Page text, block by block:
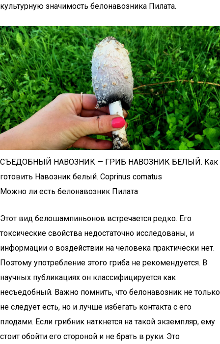
культурную значимость белонавозника Пилата.
СЪЕДОБНЫЙ НАВОЗНИК — ГРИБ НАВОЗНИК БЕЛЫЙ. Как
готовить Навозник белый. Coprinus comatus
Можно ли есть белонавозник Пилата
Этот вид белошампиньонов встречается редко. Его
токсические свойства недостаточно исследованы, и
информации о воздействии на человека практически нет.
Поэтому употребление этого гриба не рекомендуется. В
научных публикациях он классифицируется как
несъедобный. Важно помнить, что белонавозник не только
не следует есть, но и лучше избегать контакта с его
плодами. Если грибник наткнется на такой экземпляр, ему
стоит обойти его стороной и не брать в руки. Это